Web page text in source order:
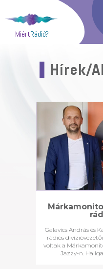
MiértRádió?
Hírek/
Galavics András és
rádiós
voltak a
Jazzy-n.